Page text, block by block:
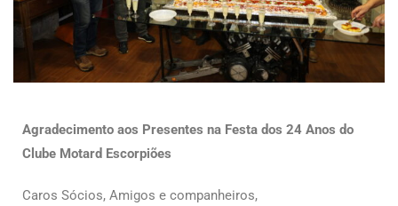
Agradecimento aos Presentes na Festa dos 24 Anos do
Clube Motard Escorpiões
Caros Sócios, Amigos e companheiros,